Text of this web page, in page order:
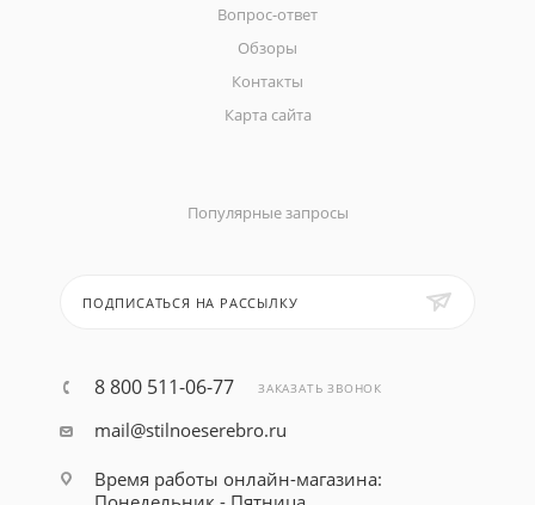
Вопрос-ответ
Обзоры
Контакты
Карта сайта
Популярные запросы
ПОДПИСАТЬСЯ НА РАССЫЛКУ
8 800 511-06-77 ЗАКАЗАТЬ ЗВОНОК
mail@stilnoeserebro.ru
Время работы онлайн-магазина: